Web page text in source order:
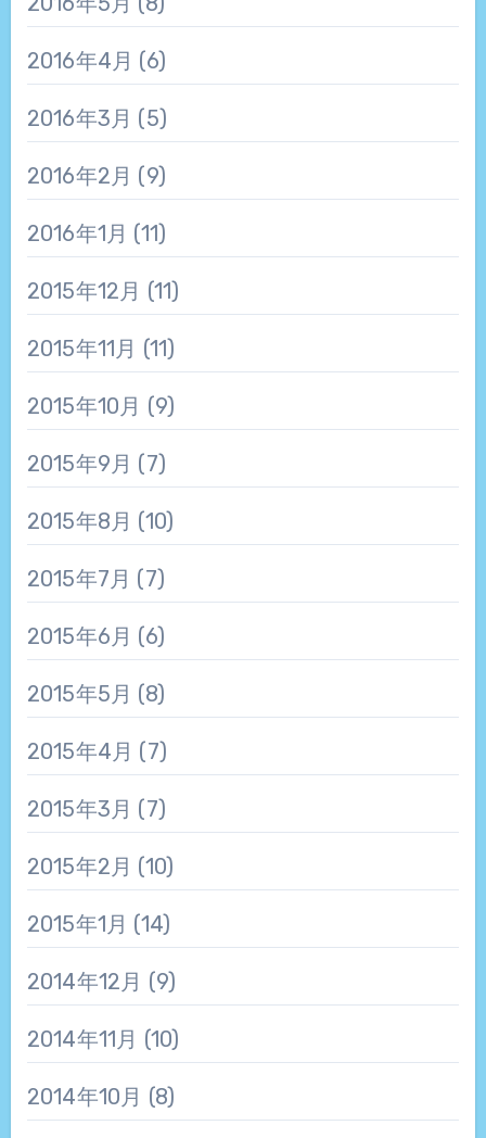
2016年4月 (6)
2016年3月 (5)
2016年2月 (9)
2016年1月 (11)
2015年12月 (11)
2015年11月 (11)
2015年10月 (9)
2015年9月 (7)
2015年8月 (10)
2015年7月 (7)
2015年6月 (6)
2015年5月 (8)
2015年4月 (7)
2015年3月 (7)
2015年2月 (10)
2015年1月 (14)
2014年12月 (9)
2014年11月 (10)
2014年10月 (8)